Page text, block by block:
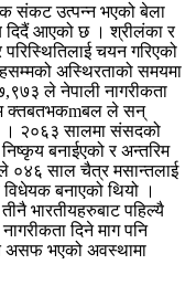
संकट उत्पन्न भएको बेला
दिदैं आएको छ । श्रीलंका र
चयन गरिएको
अस्थिरताको समयमा
ले नेपाली नागरीकता
क्तबतभकmबल ले सन्
। २०६३ सालमा संसदको
बनाईएको र अन्तरिम
०४६ साल चैत्र मसान्तलाई
विधेयक बनाएको थियो ।
भारतीयहरुबाट पहिल्यै
दिने माग पनि
असफ भएको अवस्थामा